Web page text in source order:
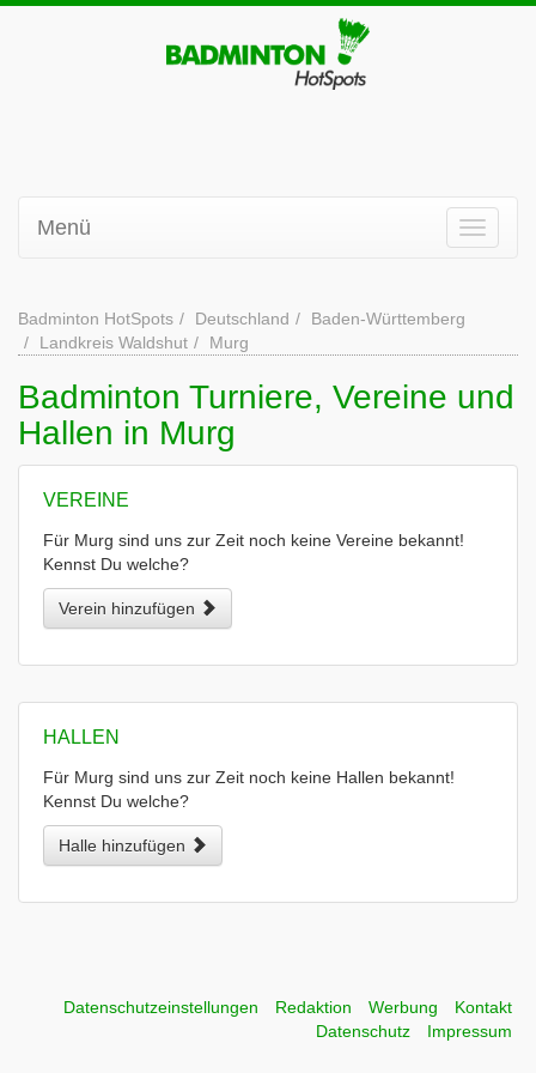
Menü
Badminton HotSpots Deutschland
Baden-Württemberg
Landkreis Waldshut
Murg
Badminton Turniere, Vereine und
Hallen in Murg
VEREINE
Für Murg sind uns zur Zeit noch keine Vereine bekannt!
Kennst Du welche?
Verein hinzufügen
HALLEN
Für Murg sind uns zur Zeit noch keine Hallen bekannt!
Kennst Du welche?
Halle hinzufügen
Datenschutzeinstellungen Redaktion Werbung
Kontakt
Datenschutz
Impressum